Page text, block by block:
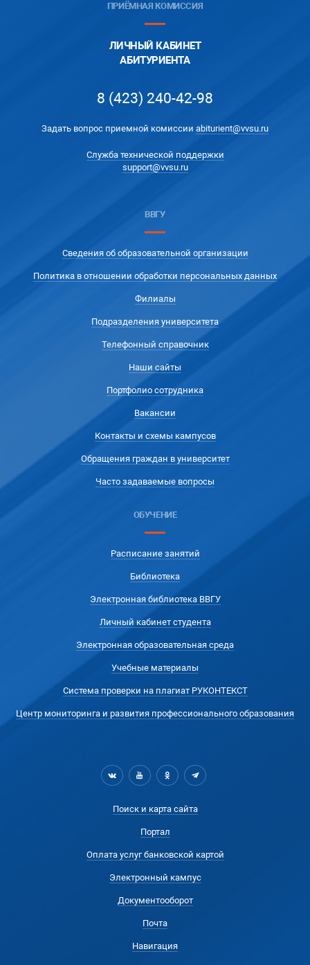
ПРИЁМНАЯ КОМИССИЯ
ЛИЧНЫЙ КАБИНЕТ
АБИТУРИЕНТА
8 (423) 240-42-98
Задать вопрос приемной комиссии abiturient@vvsu.ru
Служба технической поддержки
support@vvsu.ru
ВВГУ
Сведения об образовательной организации
Политика в отношении обработки персональных данных
Филиалы
Подразделения университета
Телефонный справочник
Наши сайты
Портфолио сотрудника
Вакансии
Контакты и схемы кампусов
Обращения граждан в университет
Часто задаваемые вопросы
ОБУЧЕНИЕ
Расписание занятий
Библиотека
Электронная библиотека ВВГУ
Личный кабинет студента
Электронная образовательная среда
Учебные материалы
Система проверки на плагиат РУКОНТЕКСТ
Центр мониторинга и развития профессионального образования
Поиск и карта сайта
Портал
Оплата услуг банковской картой
Электронный кампус
Документооборот
Почта
Навигация